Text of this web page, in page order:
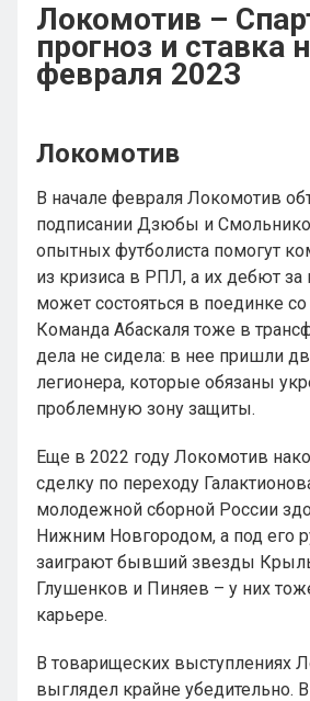
Локомотив –
прогноз и ставка
февраля 2023
Локомотив
В начале февраля Локомотив
подписании Дзюбы и
опытных футболиста помогут
из кризиса в РПЛ, а их дебют за
может состояться в поединке
Команда Абаскаля тоже в
дела не сидела: в нее пришли
легионера, которые обязаны
проблемную зону защиты.
Еще в 2022 году Локомотив
сделку по переходу
молодежной сборной России
Нижним Новгородом, а под его
заиграют бывший звезды
Глушенков и Пиняев – у них
карьере.
В товарищеских выступлениях
выглядел крайне убедительно.